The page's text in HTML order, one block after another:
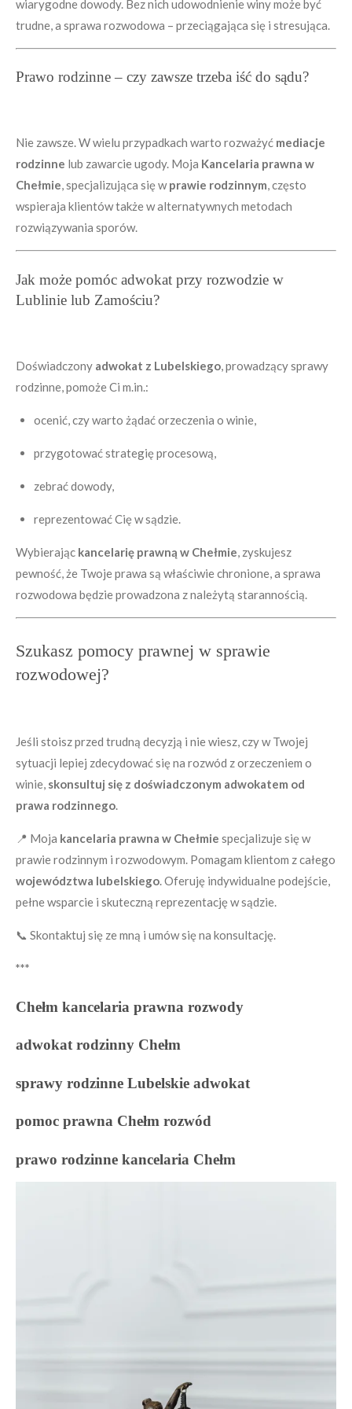
wiarygodne dowody. Bez nich udowodnienie winy może być
trudne, a sprawa rozwodowa – przeciągająca się i stresująca.
Prawo rodzinne – czy zawsze trzeba iść do sądu?
Nie zawsze. W wielu przypadkach warto rozważyć mediacje
rodzinne lub zawarcie ugody. Moja Kancelaria prawna w
Chełmie, specjalizująca się wprawie rodzinnym, często
wspieraja klientów także w alternatywnych metodach
rozwiązywania sporów.
Jak może pomóc adwokat przy rozwodzie w
Lublinie lub Zamościu?
Doświadczony adwokat z Lubelskiego, prowadzący sprawy
rodzinne, pomoże Ci m.in.:
ocenić, czy warto żądać orzeczenia o winie,
przygotować strategię procesową,
zebrać dowody,
reprezentować Cię w sądzie.
Wybierając kancelarię prawną w Chełmie, zyskujesz
pewność, że Twoje prawa są właściwie chronione, a sprawa
rozwodowa będzie prowadzona z należytą starannością.
Szukasz pomocy prawnej w sprawie
rozwodowej?
Jeśli stoisz przed trudną decyzją i nie wiesz, czy w Twojej
sytuacji lepiej zdecydować się na rozwód z orzeczeniem o
winie, skonsultuj się z doświadczonym adwokatem od
prawa rodzinnego.
📍 Moja kancelaria prawna w Chełmie specjalizuje się w
prawie rodzinnym i rozwodowym. Pomagam klientom z całego
województwa lubelskiego. Oferuję indywidualne podejście,
pełne wsparcie i skuteczną reprezentację w sądzie.
📞 Skontaktuj się ze mną i umów się na konsultację.
***
Chełm kancelaria prawna rozwody
adwokat rodzinny Chełm
sprawy rodzinne Lubelskie adwokat
pomoc prawna Chełm rozwód
prawo rodzinne kancelaria Chełm